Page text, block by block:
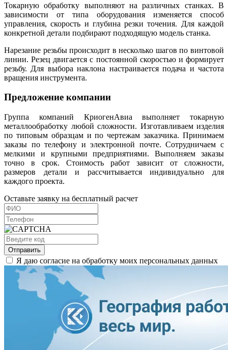
Токарную обработку выполняют на различных станках. В
зависимости от типа оборудования изменяется способ
управления, скорость и глубина резки точения. Для каждой
конкретной детали подбирают подходящую модель станка.
Нарезание резьбы происходит в несколько шагов по винтовой
линии. Резец двигается с постоянной скоростью и формирует
резьбу. Для выбора наклона настраивается подача и частота
вращения инструмента.
Предложение компании
Группа компаний КриогенАвиа выполняет токарную
металлообработку любой сложности. Изготавливаем изделия
по типовым образцам и по чертежам заказчика. Принимаем
заказы по телефону и электронной почте. Сотрудничаем с
мелкими и крупными предприятиями. Выполняем заказы
точно в срок. Стоимость работ зависит от сложности,
размеров детали и рассчитывается индивидуально для
каждого проекта.
Оставьте заявку на бесплатный расчет
Отправить
Я даю согласие на обработку моих персональных данных